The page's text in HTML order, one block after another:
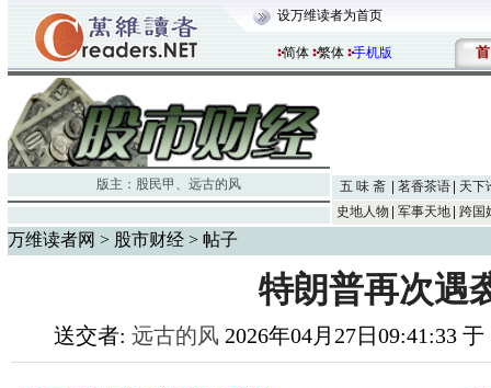
设万维读者为首页
简体 繁体 手机版 首
版主： 股民甲 、 远古的风 五 味 斋 茗香茶语
天下
史地人物
军事天地 跨国
万维读者网 > 股市财经 > 帖子
特朗普再次遇
送交者: 远古的风 2026年04月27日09:41:33